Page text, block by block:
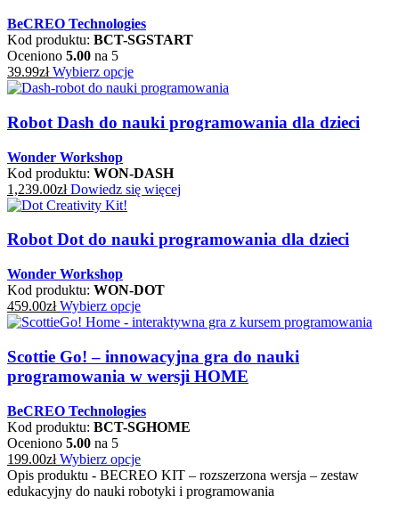
BeCREO Technologies
Kod produktu: BCT-SGSTART
Oceniono 5.00 na 5
39.99zł Wybierz opcje
Robot Dash do nauki programowania dla dzieci
Wonder Workshop
Kod produktu: WON-DASH
1,239.00zł Dowiedz się więcej
Robot Dot do nauki programowania dla dzieci
Wonder Workshop
Kod produktu: WON-DOT
459.00zł Wybierz opcje
Scottie Go! – innowacyjna gra do nauki
programowania w wersji HOME
BeCREO Technologies
Kod produktu: BCT-SGHOME
Oceniono 5.00 na 5
199.00zł Wybierz opcje
Opis produktu - BECREO KIT – rozszerzona wersja – zestaw
edukacyjny do nauki robotyki i programowania